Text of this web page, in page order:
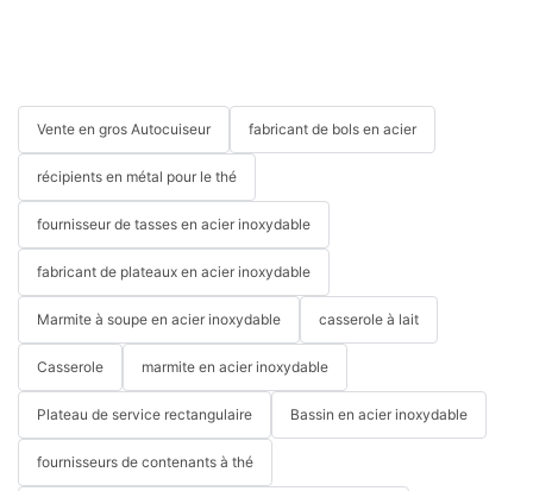
Vente en gros Autocuiseur fabricant de bols en acier
récipients en métal pour le thé
fournisseur de tasses en acier inoxydable
fabricant de plateaux en acier inoxydable
Marmite à soupe en acier inoxydable casserole à lait
Casserole marmite en acier inoxydable
Plateau de service rectangulaire Bassin en acier inoxydable
fournisseurs de contenants à thé